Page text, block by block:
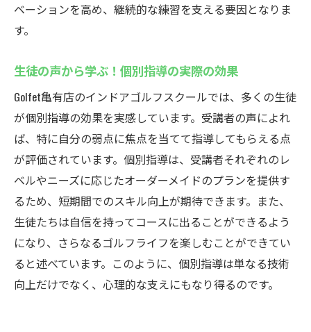
ベーションを高め、継続的な練習を支える要因となりま
す。
生徒の声から学ぶ！個別指導の実際の効果
Golfet亀有店のインドアゴルフスクールでは、多くの生徒
が個別指導の効果を実感しています。受講者の声によれ
ば、特に自分の弱点に焦点を当てて指導してもらえる点
が評価されています。個別指導は、受講者それぞれのレ
ベルやニーズに応じたオーダーメイドのプランを提供す
るため、短期間でのスキル向上が期待できます。また、
生徒たちは自信を持ってコースに出ることができるよう
になり、さらなるゴルフライフを楽しむことができてい
ると述べています。このように、個別指導は単なる技術
向上だけでなく、心理的な支えにもなり得るのです。